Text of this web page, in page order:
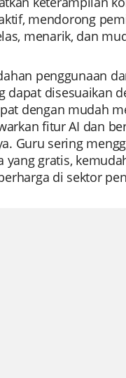
mendorong
menarik, dan
penggunaan
dapat disesuaikan
dengan mudah
fitur AI dan
Guru sering
gratis,
di sektor